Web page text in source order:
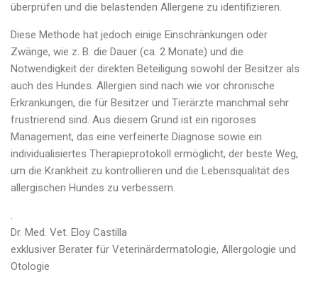
überprüfen und die belastenden Allergene zu identifizieren.
Diese Methode hat jedoch einige Einschränkungen oder
Zwänge, wie z. B. die Dauer (ca. 2 Monate) und die
Notwendigkeit der direkten Beteiligung sowohl der Besitzer als
auch des Hundes. Allergien sind nach wie vor chronische
Erkrankungen, die für Besitzer und Tierärzte manchmal sehr
frustrierend sind. Aus diesem Grund ist ein rigoroses
Management, das eine verfeinerte Diagnose sowie ein
individualisiertes Therapieprotokoll ermöglicht, der beste Weg,
um die Krankheit zu kontrollieren und die Lebensqualität des
allergischen Hundes zu verbessern.
.
Dr. Med. Vet. Eloy Castilla
exklusiver Berater für Veterinärdermatologie, Allergologie und
Otologie